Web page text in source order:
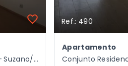
Conjunto Residencial Irai - Suzano/SP
Ref.: 490
Apartamento